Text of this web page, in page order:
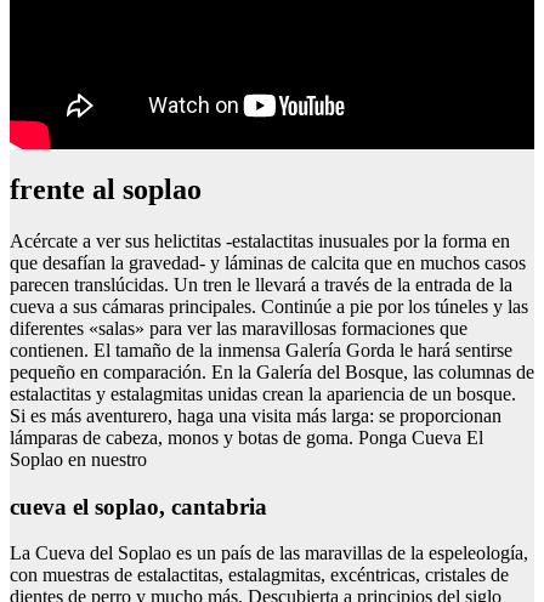
frente al soplao
Acércate a ver sus helictitas -estalactitas inusuales por la forma en
que desafían la gravedad- y láminas de calcita que en muchos casos
parecen translúcidas. Un tren le llevará a través de la entrada de la
cueva a sus cámaras principales. Continúe a pie por los túneles y las
diferentes «salas» para ver las maravillosas formaciones que
contienen. El tamaño de la inmensa Galería Gorda le hará sentirse
pequeño en comparación. En la Galería del Bosque, las columnas de
estalactitas y estalagmitas unidas crean la apariencia de un bosque.
Si es más aventurero, haga una visita más larga: se proporcionan
lámparas de cabeza, monos y botas de goma. Ponga Cueva El
Soplao en nuestro
cueva el soplao, cantabria
La Cueva del Soplao es un país de las maravillas de la espeleología,
con muestras de estalactitas, estalagmitas, excéntricas, cristales de
dientes de perro y mucho más. Descubierta a principios del siglo